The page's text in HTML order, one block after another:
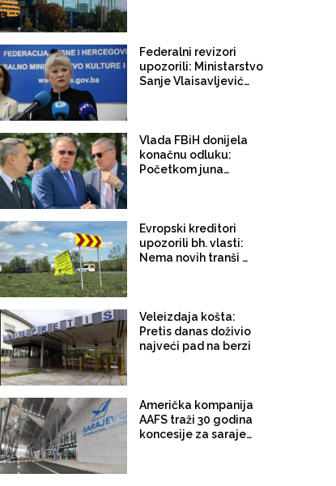
električne energije
porasla za 87,5 posto!
Federalni revizori
upozorili: Ministarstvo
Sanje Vlaisavljević
procjenama“; posebno
sporni projekti u
Mostaru
Vlada FBiH donijela
konačnu odluku:
Početkom juna
milijardi maraka.
Kamatna stopa 5,25
posto
Evropski kreditori
upozorili bh. vlasti:
Nema novih tranši za
zastoja u radovima
država plaća čak 90
hiljada eura penala
Veleizdaja košta:
Pretis danas doživio
najveći pad na berzi
Američka kompanija
AAFS traži 30 godina
koncesije za sarajevski